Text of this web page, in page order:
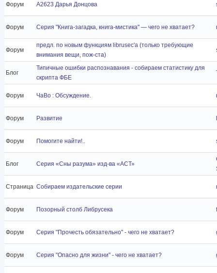
Форум A2623 Дарья Донцова
Форум Серия "Книга-загадка, книга-мистика" — чего не хватает?
Форум
предл. по новым функциям librusec'а (только требующие
внимания вещи, пож-ста)
Блог
Типичные ошибки распознавания - собираем статистику для
скрипта ФБЕ
Форум ЧаВо : Обсуждение.
Форум Развитие
Форум Помогите найти!..
Блог Серия «Сны разума» изд-ва «АСТ»
Страница Собираем издательские серии
Форум Позорный столб Либрусека
Форум Серия "Прочесть обязательно" - чего не хватает?
Форум Серия "Опасно для жизни" - чего не хватает?